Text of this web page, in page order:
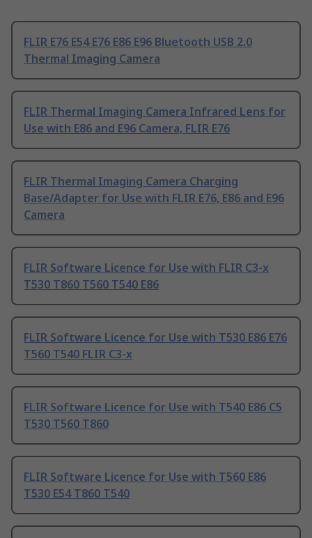
FLIR E76 E54 E76 E86 E96 Bluetooth USB 2.0
Thermal Imaging Camera
FLIR Thermal Imaging Camera Infrared Lens for
Use with E86 and E96 Camera, FLIR E76
FLIR Thermal Imaging Camera Charging
Base/Adapter for Use with FLIR E76, E86 and E96
Camera
FLIR Software Licence for Use with FLIR C3-x
T530 T860 T560 T540 E86
FLIR Software Licence for Use with T530 E86 E76
T560 T540 FLIR C3-x
FLIR Software Licence for Use with T540 E86 C5
T530 T560 T860
FLIR Software Licence for Use with T560 E86
T530 E54 T860 T540